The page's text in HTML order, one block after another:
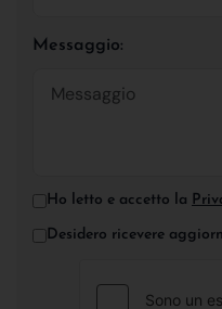
Messaggio:
Ho letto e accetto la
Desidero ricevere